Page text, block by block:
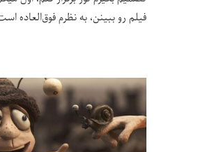
فیلم رو ببینن، به نظرم فوق‌العاده